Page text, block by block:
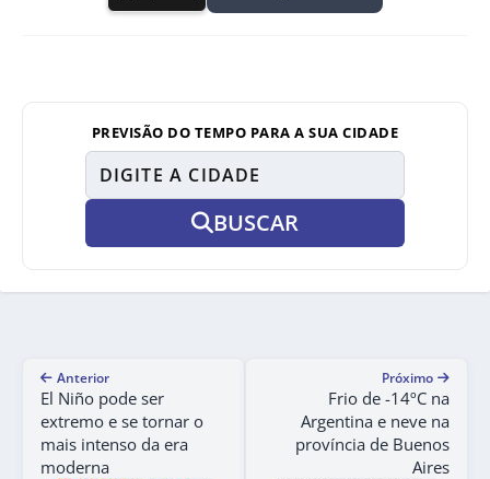
PREVISÃO DO TEMPO PARA A SUA CIDADE
BUSCAR
Anterior
El Niño pode ser
extremo e se tornar o
mais intenso da era
moderna
Próximo
Frio de -14ºC na
Argentina e neve na
província de Buenos
Aires